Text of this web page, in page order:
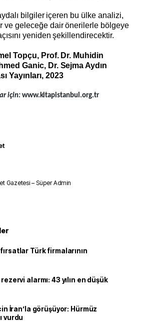
bilgiler içeren bu ülke analizi,
ve geleceğe dair önerilerle bölgeye
yeniden şekillendirecektir.
Topçu, Prof. Dr. Muhidin
Ganic, Dr. Sejma Aydın
Yayınları, 2023
için:www.kitapistanbul.org.tr
Gazetesi – Süper Admin
Türk firmalarının
alarmı: 43 yılın en düşük
İran’la görüşüyor: Hürmüz
vurdu